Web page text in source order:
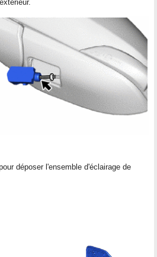
déposer l'ensemble d'éclairage de